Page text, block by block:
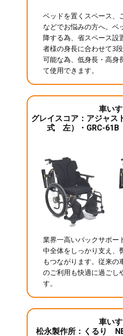
ベッドを置くスペース、
などでお悩みの方へ。ベ
降する為、省スペース設
者様の身長に合わせて3
可能な為、低身長・高身
て使用できます。
車いす
グレイスコア：アジャ
式 左）・GRC-61B
業界一高いバックサポー
中全体をしっかり支え、
もつながります。従来の
のご利用も快適に過ごし
す。
車いす
松永製作所：くるり